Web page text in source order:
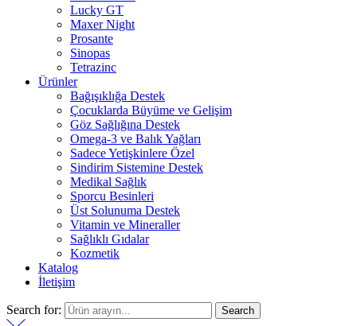
Lucky GT
Maxer Night
Prosante
Sinopas
Tetrazinc
Ürünler
Bağışıklığa Destek
Çocuklarda Büyüme ve Gelişim
Göz Sağlığına Destek
Omega-3 ve Balık Yağları
Sadece Yetişkinlere Özel
Sindirim Sistemine Destek
Medikal Sağlık
Sporcu Besinleri
Üst Solunuma Destek
Vitamin ve Mineraller
Sağlıklı Gıdalar
Kozmetik
Katalog
İletişim
Search for: Search